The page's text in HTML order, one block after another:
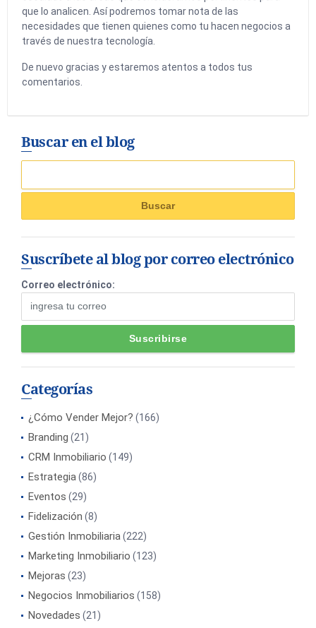
que lo analicen. Así podremos tomar nota de las
necesidades que tienen quienes como tu hacen negocios a
través de nuestra tecnología.
De nuevo gracias y estaremos atentos a todos tus
comentarios.
Buscar en el blog
Suscríbete al blog por correo electrónico
Correo electrónico:
Categorías
¿Cómo Vender Mejor? (166)
Branding (21)
CRM Inmobiliario (149)
Estrategia(86)
Eventos (29)
Fidelización (8)
Gestión Inmobiliaria(222)
Marketing Inmobiliario (123)
Mejoras (23)
Negocios Inmobiliarios (158)
Novedades (21)